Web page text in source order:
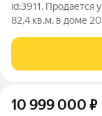
id:3911. Продается
82,4 кв.м. в доме
остается. Это
так и для
10 999 000 ₽